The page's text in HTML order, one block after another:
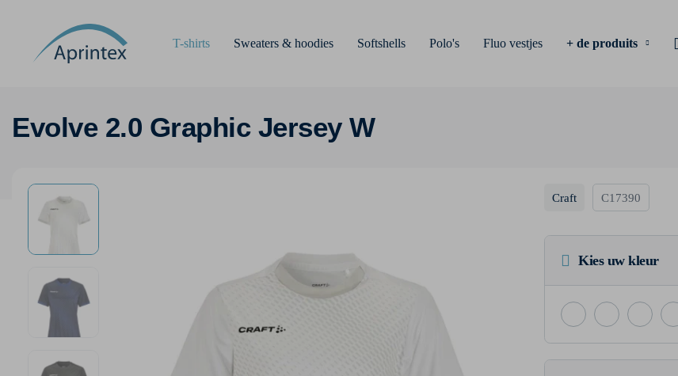
T-shirts Sweaters & hoodies Softshells Polo's Fluo vestjes + de produits
Evolve 2.0 Graphic Jersey W
Craft C17390
Kies uw kleur